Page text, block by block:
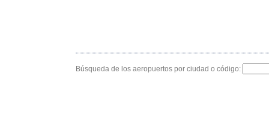
Búsqueda de los aeropuertos por ciudad o código: